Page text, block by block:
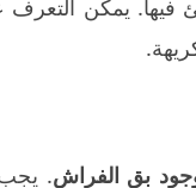
فيها. يمكن
بق الفراش.